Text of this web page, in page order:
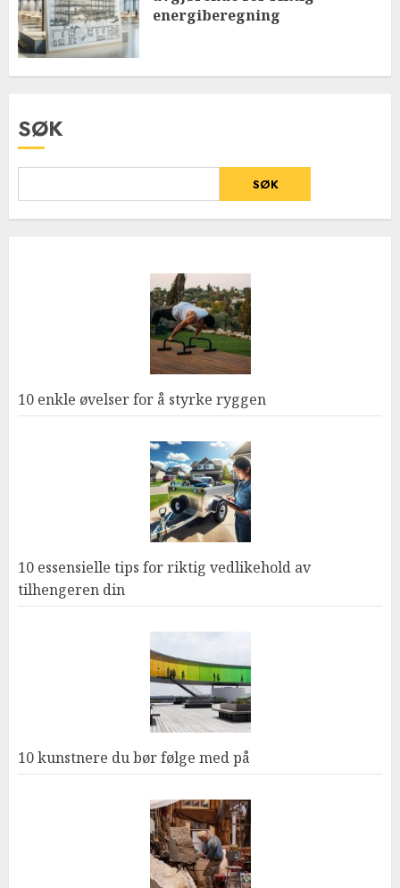
energiberegning
SØK
SØK
10 enkle øvelser for å styrke ryggen
10 essensielle tips for riktig vedlikehold av
tilhengeren din
10 kunstnere du bør følge med på